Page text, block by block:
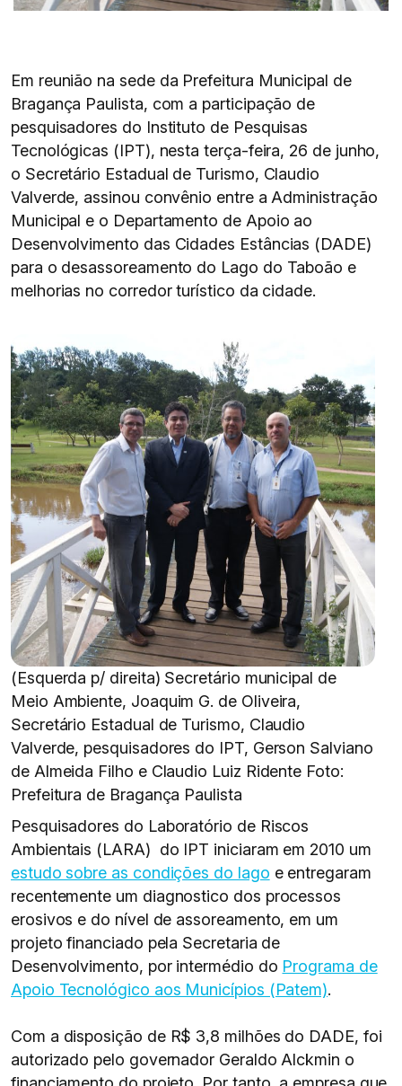
Em reunião na sede da Prefeitura Municipal de
Bragança Paulista, com a participação de
pesquisadores do Instituto de Pesquisas
Tecnológicas (IPT), nesta terça-feira, 26 de junho,
o Secretário Estadual de Turismo, Claudio
Valverde, assinou convênio entre a Administração
Municipal e o Departamento de Apoio ao
Desenvolvimento das Cidades Estâncias (DADE)
para o desassoreamento do Lago do Taboão e
melhorias no corredor turístico da cidade.
(Esquerda p/ direita) Secretário municipal de
Meio Ambiente, Joaquim G. de Oliveira,
Secretário Estadual de Turismo, Claudio
Valverde, pesquisadores do IPT, Gerson Salviano
de Almeida Filho e Claudio Luiz Ridente Foto:
Prefeitura de Bragança Paulista
Pesquisadores do Laboratório de Riscos
Ambientais (LARA) do IPT iniciaram em 2010 um
estudo sobre as condições do lago e entregaram
recentemente um diagnostico dos processos
erosivos e do nível de assoreamento, em um
projeto financiado pela Secretaria de
Desenvolvimento, por intermédio do Programa de
Apoio Tecnológico aos Municípios (Patem).
Com a disposição de R$ 3,8 milhões do DADE, foi
autorizado pelo governador Geraldo Alckmin o